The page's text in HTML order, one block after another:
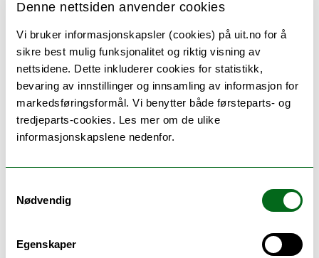
Denne nettsiden anvender cookies
Vi bruker informasjonskapsler (cookies) på uit.no for å
sikre best mulig funksjonalitet og riktig visning av
nettsidene. Dette inkluderer cookies for statistikk,
bevaring av innstillinger og innsamling av informasjon for
markedsføringsformål. Vi benytter både førsteparts- og
tredjeparts-cookies. Les mer om de ulike
informasjonskapslene nedenfor.
Nødvendig
Egenskaper
Det gis kontinuasjonsadgang for studenter som
ikke har bestått siste ordinære arrangerte
eksamen i dette emnet. Kontinuasjonseksamen
består av hjemmeeksamen og muntlig eksamen.
Pensum